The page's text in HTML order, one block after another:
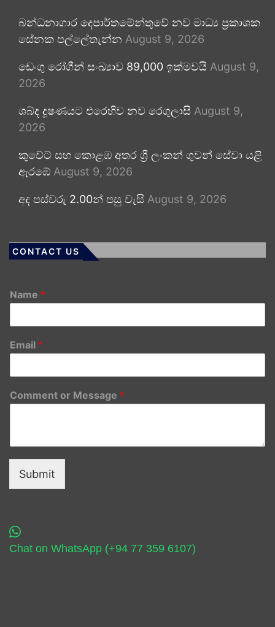
බන්ධනාගාර දෙපාර්තමේන්තුවේ නව මාධ්‍ය ප්‍රකාශක
සේනක පල්ලේතැන්න August 9, 2026
ඩෙංගු රෝගීන් සංඛ්‍යාව 89,000 ඉක්මවයි August 9,
2026
ශබ්ද දූෂණයට එරෙහිව නව රෙගුලාසි August 9,
2026
කුවේට් සහ කොළඹ අතර ශ්‍රී ලංකන් ගුවන් සේවා යළි
ඇරඹේ August 9, 2026
අද පස්වරු 2.00න් පසු වැසි August 9, 2026
CONTACT US
Name *
Email *
Comment or Message *
Submit
Chat on WhatsApp (+94 77 359 6107)